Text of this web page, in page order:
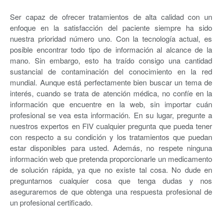
Ser capaz de ofrecer tratamientos de alta calidad con un
enfoque en la satisfacción del paciente siempre ha sido
nuestra prioridad número uno. Con la tecnología actual, es
posible encontrar todo tipo de información al alcance de la
mano. Sin embargo, esto ha traído consigo una cantidad
sustancial de contaminación del conocimiento en la red
mundial. Aunque está perfectamente bien buscar un tema de
interés, cuando se trata de atención médica, no confíe en la
información que encuentre en la web, sin importar cuán
profesional se vea esta información. En su lugar, pregunte a
nuestros expertos en FIV cualquier pregunta que pueda tener
con respecto a su condición y los tratamientos que puedan
estar disponibles para usted. Además, no respete ninguna
información web que pretenda proporcionarle un medicamento
de solución rápida, ya que no existe tal cosa. No dude en
preguntarnos cualquier cosa que tenga dudas y nos
aseguraremos de que obtenga una respuesta profesional de
un profesional certificado.